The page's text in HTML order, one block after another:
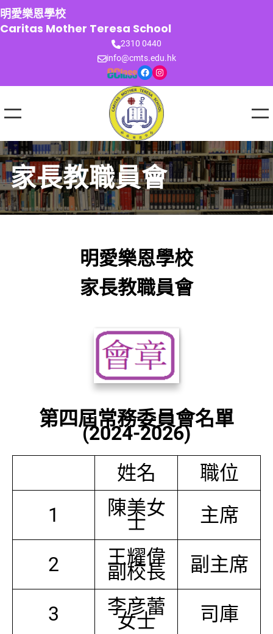
跳
至
主
明愛樂恩學校
Caritas Mother Teresa School
2310 0440
info@cmts.edu.hk
Facebook Instagram
家長教職員會
明愛樂恩學校
家長教職員會
第四屆常務委員會名單
(2024-2026)
姓名
職位
1
陳美女
士 主席
2 王耀偉
副校長 副主席
3 李彦蕾
女士 司庫